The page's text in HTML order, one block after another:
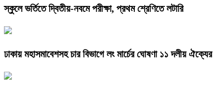
স্কুলে ভর্তিতে দ্বিতীয়-নবমে পরীক্ষা, প্রথম শ্রেণিতে লটারি
ঢাকায় মহাসমাবেশসহ চার বিভাগে লং মার্চের ঘোষণা ১১ দলীয় ঐক্যের